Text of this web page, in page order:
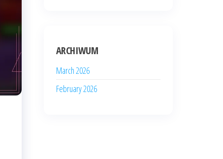
ARCHIWUM
March 2026
February 2026